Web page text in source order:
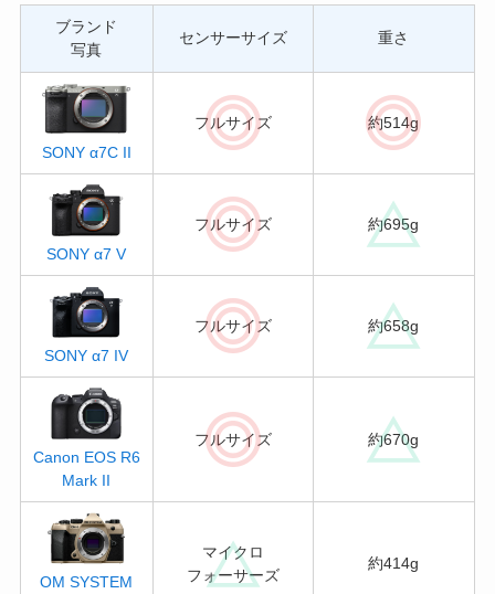
ブランド
写真
センサーサイズ 重さ
SONY α7C II
フルサイズ 約514g
SONY α7 V
フルサイズ 約695g
SONY α7 IV
フルサイズ 約658g
Canon EOS R6
Mark II
フルサイズ 約670g
OM SYSTEM
マイクロ
フォーサーズ
約414g